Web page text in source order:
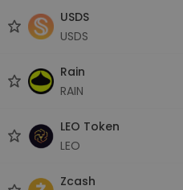
USDS
USDS
Rain
RAIN
LEO Token
LEO
Zcash